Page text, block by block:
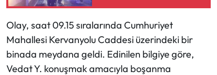
Olay, saat 09.15 sıralarında Cumhuriyet
Mahallesi Kervanyolu Caddesi üzerindeki bir
binada meydana geldi. Edinilen bilgiye göre,
Vedat Y. konuşmak amacıyla boşanma